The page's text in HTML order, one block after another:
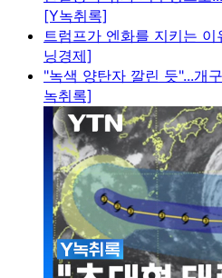
[Y녹취록]
트럼프가 엔화를 지키는
닝경제]
"녹색 양탄자 깔린 듯"...개
녹취록]